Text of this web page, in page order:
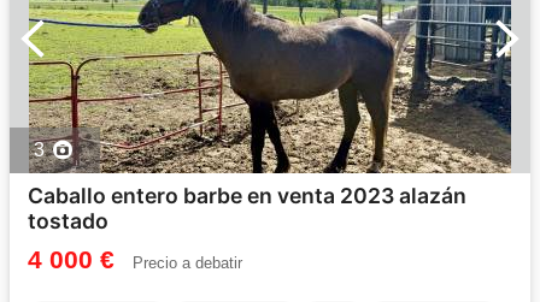
3
Caballo entero barbe en venta 2023 alazán
tostado
4 000 € Precio a debatir